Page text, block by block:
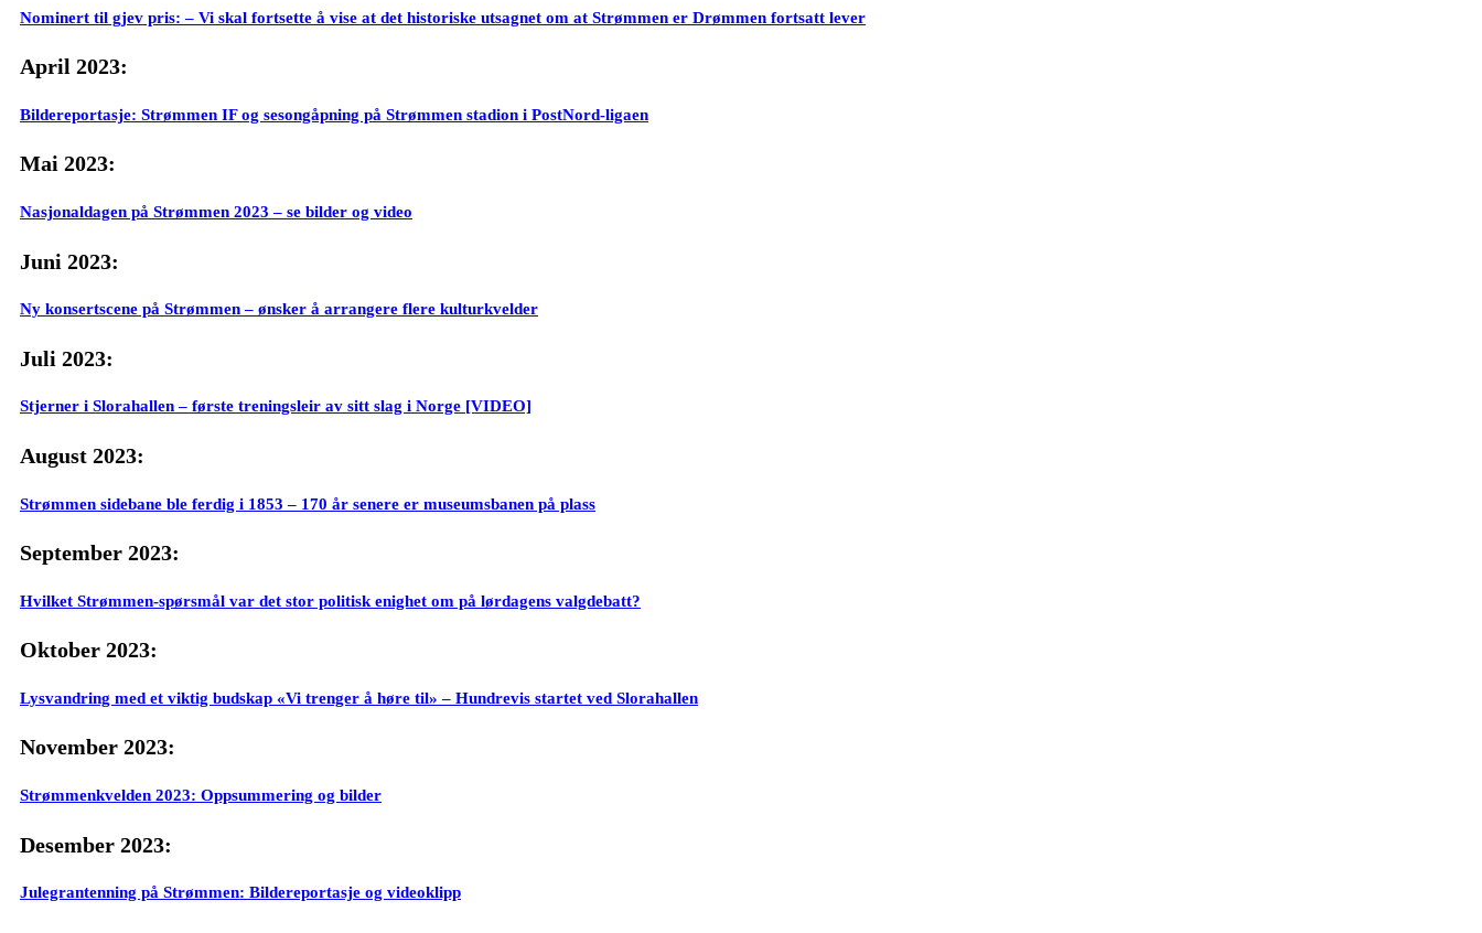
Nominert til gjev pris: – Vi skal fortsette å vise at det historiske utsagnet om at Strømmen er Drømmen fortsatt lever
April 2023:
Bildereportasje: Strømmen IF og sesongåpning på Strømmen stadion i PostNord-ligaen
Mai 2023:
Nasjonaldagen på Strømmen 2023 – se bilder og video
Juni 2023:
Ny konsertscene på Strømmen – ønsker å arrangere flere kulturkvelder
Juli 2023:
Stjerner i Slorahallen – første treningsleir av sitt slag i Norge [VIDEO]
August 2023:
Strømmen sidebane ble ferdig i 1853 – 170 år senere er museumsbanen på plass
September 2023:
Hvilket Strømmen-spørsmål var det stor politisk enighet om på lørdagens valgdebatt?
Oktober 2023:
Lysvandring med et viktig budskap «Vi trenger å høre til» – Hundrevis startet ved Slorahallen
November 2023:
Strømmenkvelden 2023: Oppsummering og bilder
Desember 2023:
Julegrantenning på Strømmen: Bildereportasje og videoklipp